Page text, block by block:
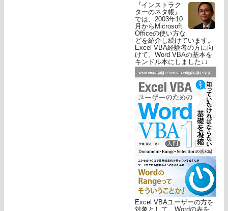
『インストラク
ターのネタ帳』
では、2003年10
月からMicrosoft
Officeの使い方な
どを紹介し続けています。
Excel VBA経験者の方に向
けて、Word VBAの基本を
キンドル本にしました↓↓
Excel VBAユーザーの方を
対象として、Wordの表を